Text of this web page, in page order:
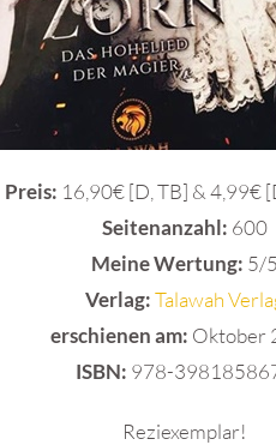
Preis: 16,90€ [D, TB] & 4,99€
Seitenanzahl: 600
Meine Wertung: 5/5
Verlag:Talawah
erschienen am: Oktober
ISBN: 978-
Reziexemplar!